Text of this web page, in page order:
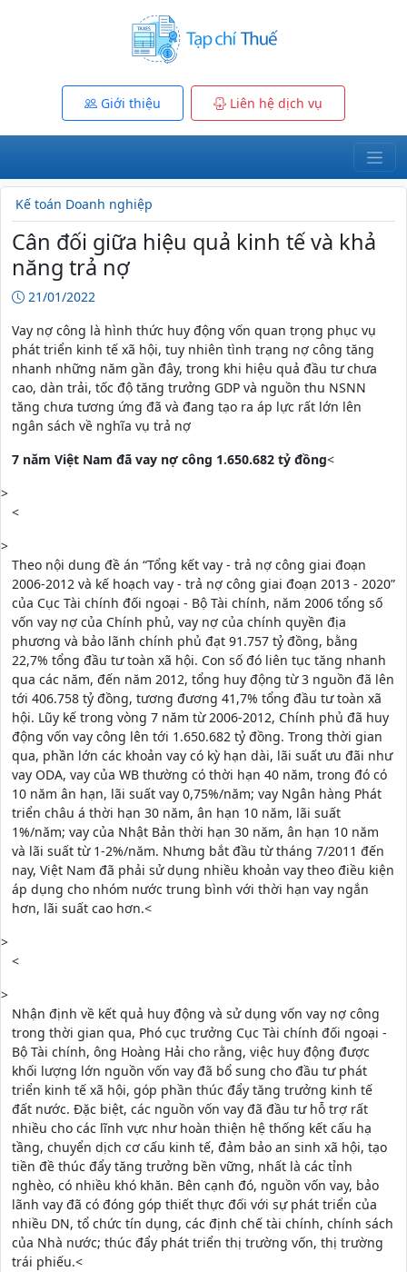
Giới thiệu Liên hệ dịch vụ
Kế toán Doanh nghiệp
Cân đối giữa hiệu quả kinh tế và khả
năng trả nợ
21/01/2022
Vay nợ công là hình thức huy động vốn quan trọng phục vụ
phát triển kinh tế xã hội, tuy nhiên tình trạng nợ công tăng
nhanh những năm gần đây, trong khi hiệu quả đầu tư chưa
cao, dàn trải, tốc độ tăng trưởng GDP và nguồn thu NSNN
tăng chưa tương ứng đã và đang tạo ra áp lực rất lớn lên
ngân sách về nghĩa vụ trả nợ
7 năm Việt Nam đã vay nợ công 1.650.682 tỷ đồng<
>
<
>
Theo nội dung đề án “Tổng kết vay - trả nợ công giai đoạn
2006-2012 và kế hoạch vay - trả nợ công giai đoạn 2013 - 2020”
của Cục Tài chính đối ngoại - Bộ Tài chính, năm 2006 tổng số
vốn vay nợ của Chính phủ, vay nợ của chính quyền địa
phương và bảo lãnh chính phủ đạt 91.757 tỷ đồng, bằng
22,7% tổng đầu tư toàn xã hội. Con số đó liên tục tăng nhanh
qua các năm, đến năm 2012, tổng huy động từ 3 nguồn đã lên
tới 406.758 tỷ đồng, tương đương 41,7% tổng đầu tư toàn xã
hội. Lũy kế trong vòng 7 năm từ 2006-2012, Chính phủ đã huy
động vốn vay công lên tới 1.650.682 tỷ đồng. Trong thời gian
qua, phần lớn các khoản vay có kỳ hạn dài, lãi suất ưu đãi như
vay ODA, vay của WB thường có thời hạn 40 năm, trong đó có
10 năm ân hạn, lãi suất vay 0,75%/năm; vay Ngân hàng Phát
triển châu á thời hạn 30 năm, ân hạn 10 năm, lãi suất
1%/năm; vay của Nhật Bản thời hạn 30 năm, ân hạn 10 năm
và lãi suất từ 1-2%/năm. Nhưng bắt đầu từ tháng 7/2011 đến
nay, Việt Nam đã phải sử dụng nhiều khoản vay theo điều kiện
áp dụng cho nhóm nước trung bình với thời hạn vay ngắn
hơn, lãi suất cao hơn.<
>
<
>
Nhận định về kết quả huy động và sử dụng vốn vay nợ công
trong thời gian qua, Phó cục trưởng Cục Tài chính đối ngoại -
Bộ Tài chính, ông Hoàng Hải cho rằng, việc huy động được
khối lượng lớn nguồn vốn vay đã bổ sung cho đầu tư phát
triển kinh tế xã hội, góp phần thúc đẩy tăng trưởng kinh tế
đất nước. Đặc biệt, các nguồn vốn vay đã đầu tư hỗ trợ rất
nhiều cho các lĩnh vực như hoàn thiện hệ thống kết cấu hạ
tầng, chuyển dịch cơ cấu kinh tế, đảm bảo an sinh xã hội, tạo
tiền đề thúc đẩy tăng trưởng bền vững, nhất là các tỉnh
nghèo, có nhiều khó khăn. Bên cạnh đó, nguồn vốn vay, bảo
lãnh vay đã có đóng góp thiết thực đối với sự phát triển của
nhiều DN, tổ chức tín dụng, các định chế tài chính, chính sách
của Nhà nước; thúc đẩy phát triển thị trường vốn, thị trường
trái phiếu.<